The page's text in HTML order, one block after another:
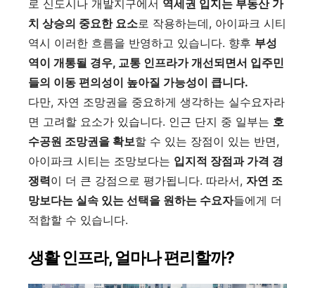
로 신도시나 개발지구에서 역세권 입지는 부동산 가
치 상승의 중요한 요소로 작용하는데, 아이파크 시티
역시 이러한 흐름을 반영하고 있습니다. 향후 부성
역이 개통될 경우, 교통 인프라가 개선되면서 입주민
들의 이동 편의성이 높아질 가능성이 큽니다.
다만, 자연 조망권을 중요하게 생각하는 실수요자라
면 고려할 요소가 있습니다. 인근 단지 중 일부는 호
수공원 조망권을 확보할 수 있는 장점이 있는 반면,
아이파크 시티는 조망보다는 입지적 장점과 가격 경
쟁력이 더 큰 강점으로 평가됩니다. 따라서, 자연 조
망보다는 실속 있는 선택을 원하는 수요자들에게 더
적합할 수 있습니다.
생활 인프라, 얼마나 편리할까?